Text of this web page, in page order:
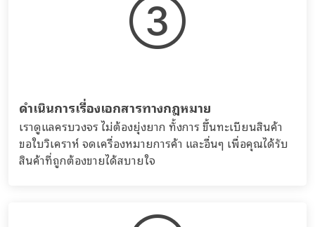
ดำเนินการเรื่องเอกสารทางกฎหมาย
เราดูแลครบวงจร ไม่ต้องยุ่งยาก ทั้งการ ขึ้นทะเบียนสินค้า
ขอใบวิเคราห์ จดเครื่องหมายการค้า และอื่นๆ เพื่อคุณได้รับ
สินค้าที่ถูกต้องขายได้สบายใจ